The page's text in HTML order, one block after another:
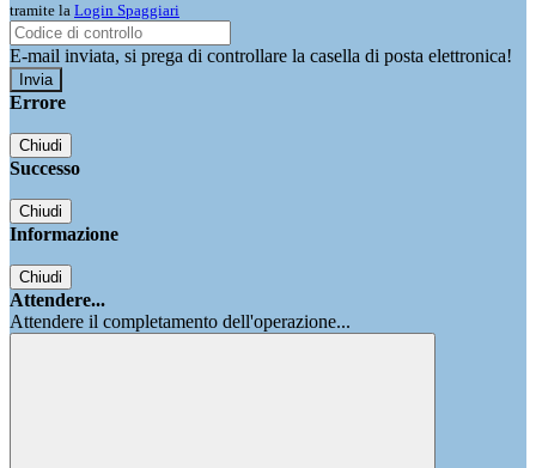
tramite la Login Spaggiari
E-mail inviata, si prega di controllare la casella di posta elettronica!
Errore
Chiudi
Successo
Chiudi
Informazione
Chiudi
Attendere...
Attendere il completamento dell'operazione...